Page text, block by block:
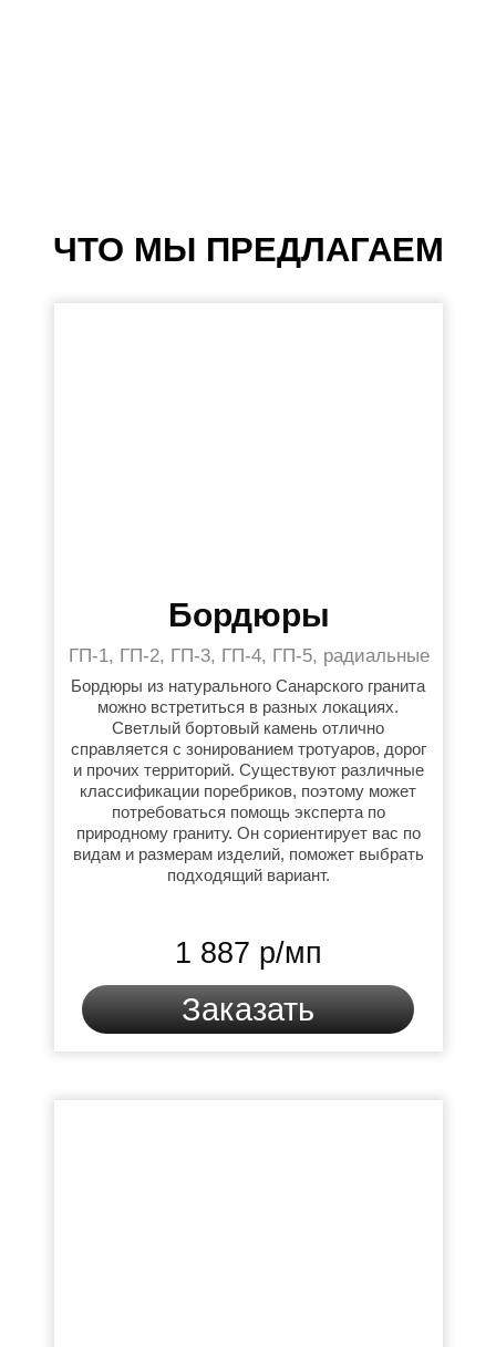
Бордюры
Бордюры из натурального Санарского гранита
можно встретиться в разных локациях.
Светлый бортовый камень отлично
справляется с зонированием тротуаров, дорог
и прочих территорий. Существуют различные
классификации поребриков, поэтому может
потребоваться помощь эксперта по
природному граниту. Он сориентирует вас по
видам и размерам изделий, поможет выбрать
подходящий вариант.
ГП-1, ГП-2, ГП-3, ГП-4, ГП-5, радиальные
1 887 р/мп
Заказать
ЧТО МЫ ПРЕДЛАГАЕМ